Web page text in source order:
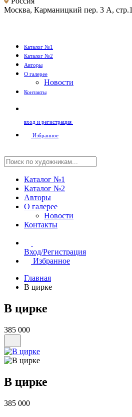
Москва, Карманицкий пер. 3 А, стр.1
Каталог №1
Каталог №2
Авторы
О галерее
Новости
Контакты
вход и регистрация
Избранное
Каталог №1
Каталог №2
Авторы
О галерее
Новости
Контакты
Вход/Регистрация
Избранное
Главная
В цирке
В цирке
385 000
В цирке
385 000